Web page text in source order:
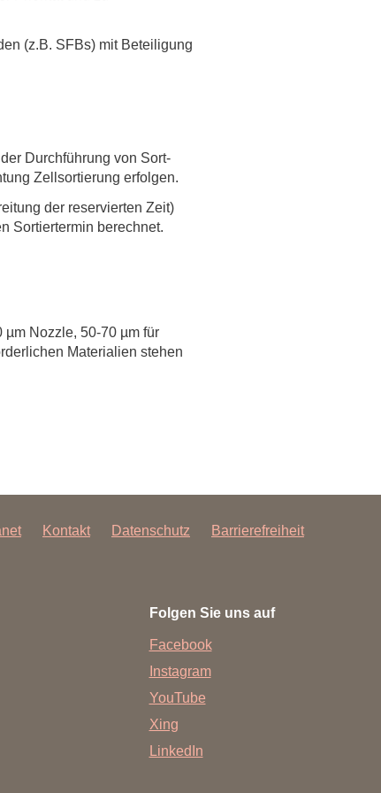
- Wissen - Translation - Transfer
und Gründer:innen
(z.B. SFBs) mit Beteiligung
Durchführung von Sort-
Zellsortierung erfolgen.
der reservierten Zeit)
Sortiertermin berechnet.
Nozzle, 50-70 µm für
Materialien stehen
Kontakt Datenschutz Barrierefreiheit
Folgen Sie uns auf
Facebook
Instagram
YouTube
Xing
LinkedIn